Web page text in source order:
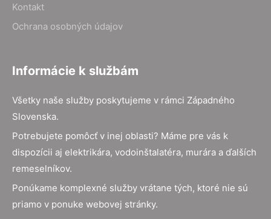
Kontakt
Ochrana osobných údajov
Informácie k službám
Všetky naše služby poskytujeme v rámci Západného
Slovenska.
Potrebujete pomôcť v inej oblasti? Máme pre vás k
dispozícii aj elektrikára, vodoinštalatéra, murára a ďalších
remeselníkov.
Ponúkame komplexné služby vrátane tých, ktoré nie sú
priamo v ponuke webovej stránky.